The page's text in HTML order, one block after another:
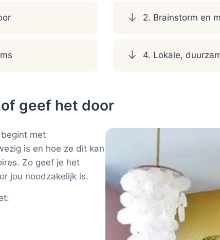
2. Brainstorm en
4. Lokale,
geef het door
met
is en hoe ze dit kan
Zo geef je het
jou noodzakelijk is.